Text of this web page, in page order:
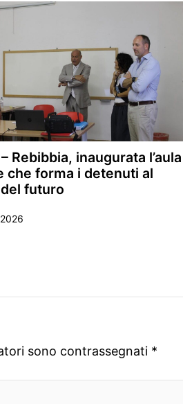
Rebibbia, inaugurata l’aula
che forma i detenuti al
futuro
sono contrassegnati *